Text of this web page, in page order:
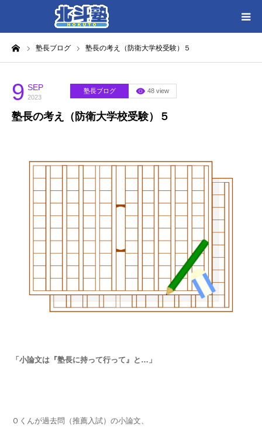
塾長ブログ 塾長の考え（防衛大学校受験）５
9 SEP
2023
塾長ブログ 48 view
塾長の考え（防衛大学校受験）５
「小論文は『塾長に持って行って』と…」
Ｏくんが過去問（推薦入試）の小論文、
HOME
各教室別に記事を見る
北斗塾／教室一覧